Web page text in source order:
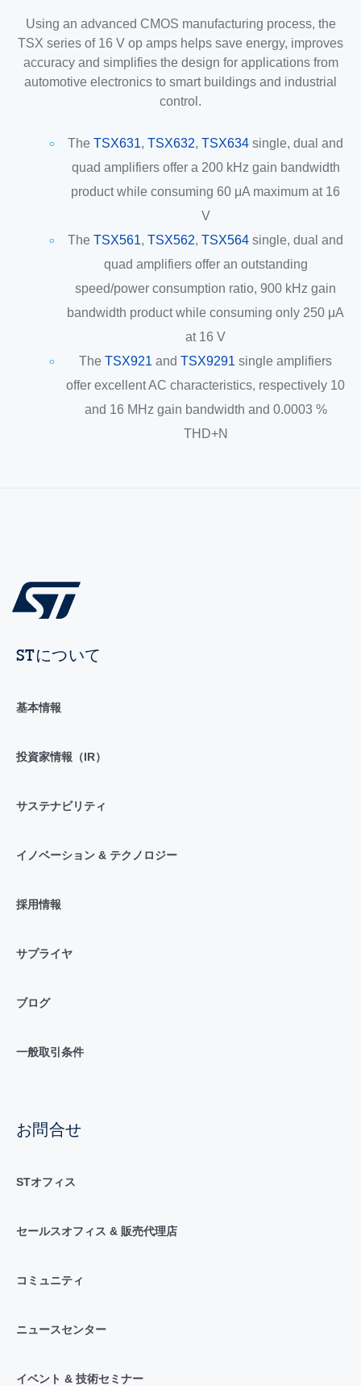
Using an advanced CMOS manufacturing process, the
TSX series of 16 V op amps helps save energy, improves
accuracy and simplifies the design for applications from
automotive electronics to smart buildings and industrial
control.
The TSX631, TSX632, TSX634 single, dual and
quad amplifiers offer a 200 kHz gain bandwidth
product while consuming 60 μA maximum at 16
V
The TSX561, TSX562, TSX564 single, dual and
quad amplifiers offer an outstanding
speed/power consumption ratio, 900 kHz gain
bandwidth product while consuming only 250 μA
at 16 V
The TSX921 and TSX9291 single amplifiers
offer excellent AC characteristics, respectively 10
and 16 MHz gain bandwidth and 0.0003 %
THD+N
STについて
基本情報
投資家情報（IR）
サステナビリティ
イノベーション & テクノロジー
採用情報
サプライヤ
ブログ
一般取引条件
お問合せ
STオフィス
セールスオフィス & 販売代理店
コミュニティ
ニュースセンター
イベント & 技術セミナー